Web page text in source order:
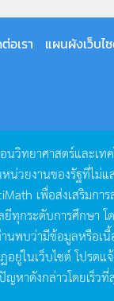
อเรา
แผนผังเว็บไ
นวิทยาศาสตร์และเท
น่วยงานของรัฐที่ไม่แ
เพื่อส่งเสริมกา
ยีทุกระดับการศึกษา โ
นพบว่ามีข้อมูลหรือเนื้
ยู่ในเว็บไซต์โปรดแ
ญหาดังกล่าวโดยเร็วที่